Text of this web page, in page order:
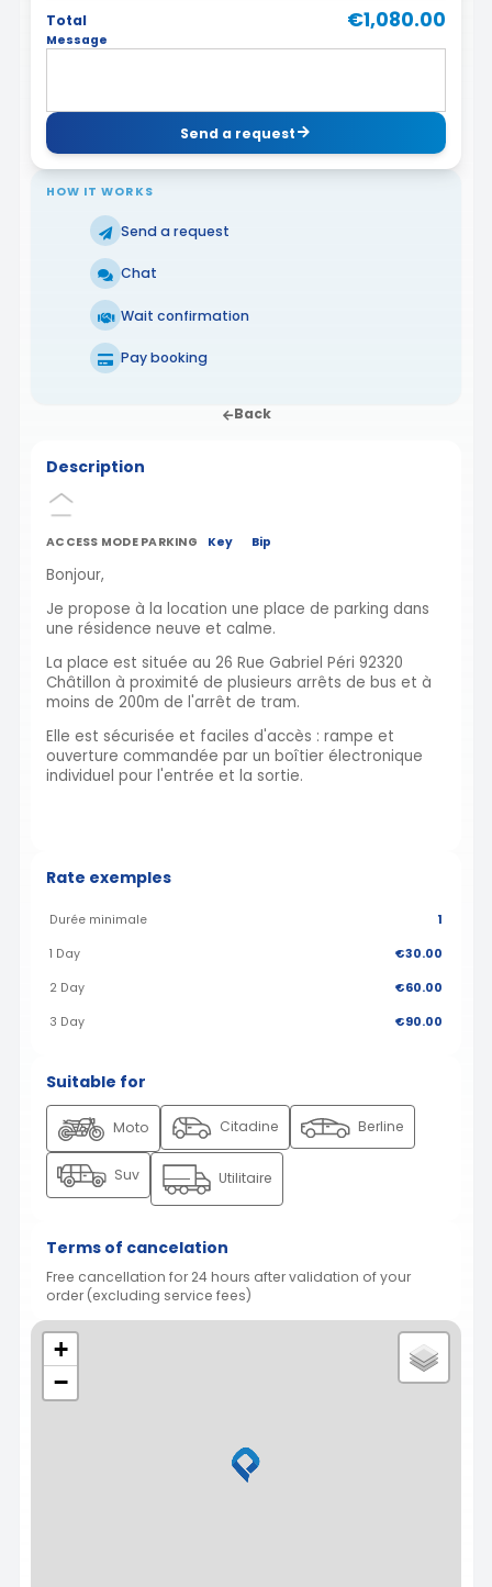
Total
€1,080.00
Message
Send a request
HOW IT WORKS
Send a request
Chat
Wait confirmation
Pay booking
Back
Description
ACCESS MODE PARKING Key Bip
Bonjour,
Je propose à la location une place de parking dans
une résidence neuve et calme.
La place est située au 26 Rue Gabriel Péri 92320
Châtillon à proximité de plusieurs arrêts de bus et à
moins de 200m de l'arrêt de tram.
Elle est sécurisée et faciles d'accès : rampe et
ouverture commandée par un boîtier électronique
individuel pour l'entrée et la sortie.
Rate exemples
Durée minimale 1
1 Day €30.00
2 Day €60.00
3 Day €90.00
Suitable for
Moto Citadine Berline
Suv Utilitaire
Terms of cancelation
Free cancellation for 24 hours after validation of your
order (excluding service fees)
+
−